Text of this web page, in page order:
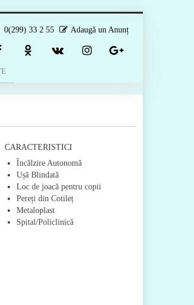
0(299) 33 2 55 Adaugă un Anunț
CARACTERISTICI
Încălzire Autonomă
Ușă Blindată
Loc de joacă pentru copii
Pereți din Cotileț
Metaloplast
Spital/Policlinică